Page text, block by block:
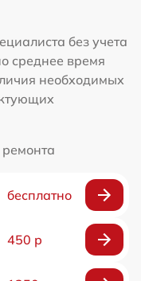
без учета
среднее время
необходимых
бесплатно
450 р